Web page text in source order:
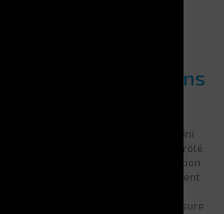
maintenance
et opérations
par un planning rigoureux défini
composant critique doit être contrôlé
pour les capteurs, vérification
du système de freinage, l'ajustement
Les lubrifiants doivent être
du constructeur afin d’éviter l’usure